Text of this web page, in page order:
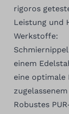
rigoros
Leistung und
Werkstoffe:
einem
eine
Robustes